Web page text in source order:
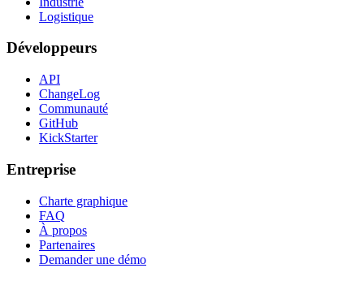
Logistique
Développeurs
API
ChangeLog
Communauté
GitHub
KickStarter
Entreprise
Charte graphique
FAQ
À propos
Partenaires
Demander une démo